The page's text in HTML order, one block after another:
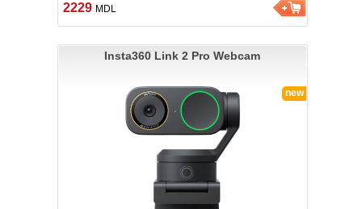
2229 MDL
new
Insta360 Link 2 Pro Webcam